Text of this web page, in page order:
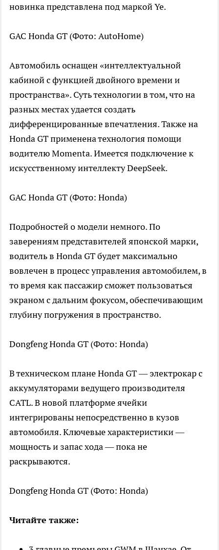
новинка представлена под маркой Ye.
GAC Honda GT (Фото: AutoHome)
Автомобиль оснащен «интеллектуальной
кабиной с функцией двойного времени и
пространства». Суть технологии в том, что на
разных местах удается создать
дифференцированные впечатления. Также на
Honda GT применена технология помощи
водителю Momenta. Имеется подключение к
искусственному интеллекту DeepSeek.
GAC Honda GT (Фото: Honda)
Подробностей о модели немного. По
заверениям представителей японской марки,
водитель в Honda GT будет максимально
вовлечен в процесс управления автомобилем, в
то время как пассажир сможет пользоваться
экраном с дальним фокусом, обеспечивающим
глубину погружения в пространство.
Dongfeng Honda GT (Фото: Honda)
В техническом плане Honda GT — электрокар с
аккумуляторами ведущего производителя
CATL. В новой платформе ячейки
интегрированы непосредственно в кузов
автомобиля. Ключевые характеристики —
мощность и запас хода — пока не
раскрываются.
Dongfeng Honda GT (Фото: Honda)
Читайте также: